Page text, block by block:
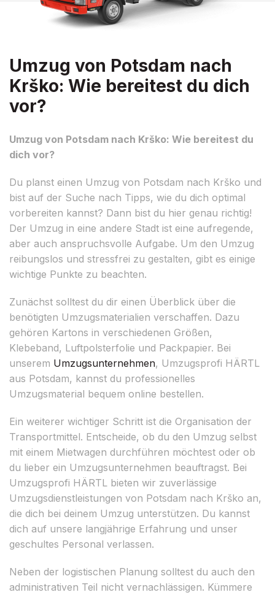
Umzug von Potsdam nach
Krško: Wie bereitest du dich
vor?
Umzug von Potsdam nach Krško: Wie bereitest du
dich vor?
Du planst einen Umzug von Potsdam nach Krško und
bist auf der Suche nach Tipps, wie du dich optimal
vorbereiten kannst? Dann bist du hier genau richtig!
Der Umzug in eine andere Stadt ist eine aufregende,
aber auch anspruchsvolle Aufgabe. Um den Umzug
reibungslos und stressfrei zu gestalten, gibt es einige
wichtige Punkte zu beachten.
Zunächst solltest du dir einen Überblick über die
benötigten Umzugsmaterialien verschaffen. Dazu
gehören Kartons in verschiedenen Größen,
Klebeband, Luftpolsterfolie und Packpapier. Bei
unserem Umzugsunternehmen, Umzugsprofi HÄRTL
aus Potsdam, kannst du professionelles
Umzugsmaterial bequem online bestellen.
Ein weiterer wichtiger Schritt ist die Organisation der
Transportmittel. Entscheide, ob du den Umzug selbst
mit einem Mietwagen durchführen möchtest oder ob
du lieber ein Umzugsunternehmen beauftragst. Bei
Umzugsprofi HÄRTL bieten wir zuverlässige
Umzugsdienstleistungen von Potsdam nach Krško an,
die dich bei deinem Umzug unterstützen. Du kannst
dich auf unsere langjährige Erfahrung und unser
geschultes Personal verlassen.
Neben der logistischen Planung solltest du auch den
administrativen Teil nicht vernachlässigen. Kümmere